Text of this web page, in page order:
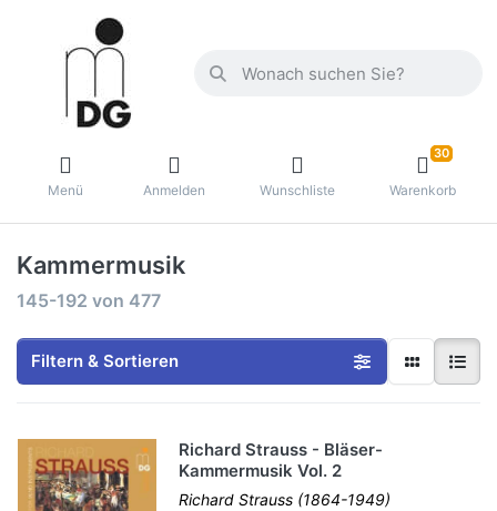
Menü Anmelden Wunschliste
30
Warenkorb
Kammermusik
145-192 von 477
Filtern & Sortieren
Richard Strauss - Bläser-
Kammermusik Vol. 2
Richard Strauss (1864-1949)